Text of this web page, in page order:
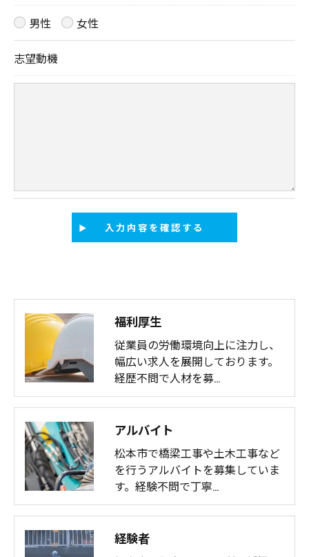
きにつきましては、お電話でお問合せ下さい。
男性 女性
志望動機
福利厚生
従業員の労働環境向上に注力し、
幅広い求人を展開しております。
経歴不問で人材を募…
アルバイト
松本市で橋梁工事や土木工事など
を行うアルバイトを募集していま
す。経験不問で丁寧…
経験者